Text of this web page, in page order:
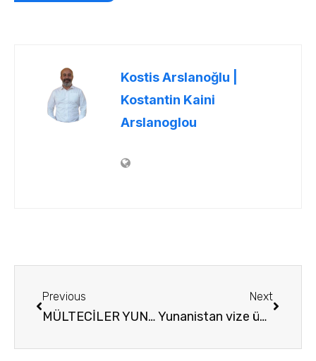
Kostis Arslanoğlu |
Kostantin Kaini
Arslanoglou
Previous
MÜLTECİLER YUNAN EKONOMİSİNİN CANLANMASINA KATKI SAĞLIYOR
Next
Yunanistan vize ücreti fiyatları ve süresi